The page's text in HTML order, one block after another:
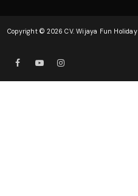
Copyright © 2026 CV. Wijaya Fun Holiday